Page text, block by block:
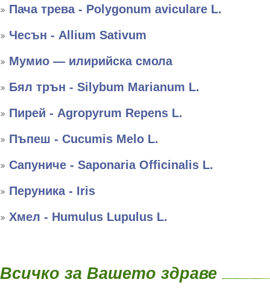
Пача трева - Polygonum aviculare L.
Чесън - Allium Sativum
Мумио — илирийска смола
Бял трън - Silybum Marianum L.
Пирей - Agropyrum Repens L.
Пъпеш - Cucumis Melo L.
Сапуниче - Saponaria Officinalis L.
Перуника - Iris
Хмел - Humulus Lupulus L.
Всичко за Вашето здраве